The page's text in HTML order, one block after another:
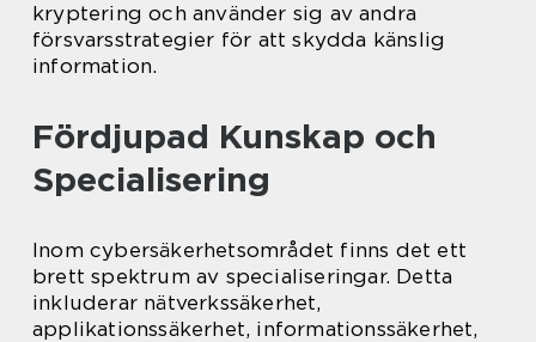
kryptering och använder sig av andra
försvarsstrategier för att skydda känslig
information.
Fördjupad Kunskap och
Specialisering
Inom cybersäkerhetsområdet finns det ett
brett spektrum av specialiseringar. Detta
inkluderar nätverkssäkerhet,
applikationssäkerhet, informationssäkerhet,